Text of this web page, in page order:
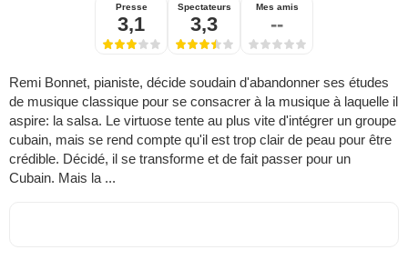
Presse
3,1
Spectateurs
3,3
Mes amis
--
Remi Bonnet, pianiste, décide soudain d'abandonner ses études
de musique classique pour se consacrer à la musique à laquelle il
aspire: la salsa. Le virtuose tente au plus vite d'intégrer un groupe
cubain, mais se rend compte qu'il est trop clair de peau pour être
crédible. Décidé, il se transforme et de fait passer pour un
Cubain. Mais la ...